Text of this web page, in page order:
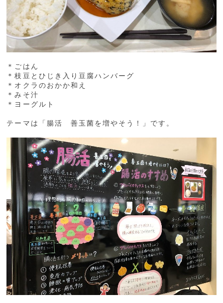
＊ごはん
＊枝豆とひじき入り豆腐ハンバーグ
＊オクラのおかか和え
＊みそ汁
＊ヨーグルト
テーマは「腸活 善玉菌を増やそう！」です。